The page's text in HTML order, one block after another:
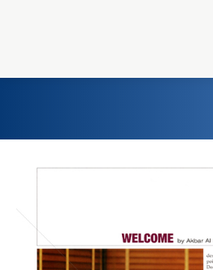
Konzerne